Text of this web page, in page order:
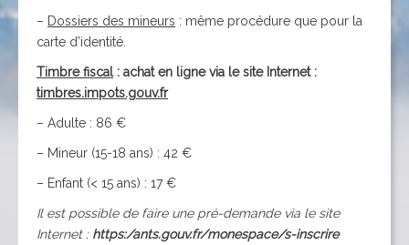
– Dossiers des mineurs : même procédure que pour la
carte d’identité.
Timbre fiscal : achat en ligne via le site Internet :
timbres.impots.gouv.fr
– Adulte : 86 €
– Mineur (15-18 ans) : 42 €
– Enfant (< 15 ans) : 17 €
Il est possible de faire une pré-demande via le site
Internet : https:/ants.gouv.fr/monespace/s-inscrire